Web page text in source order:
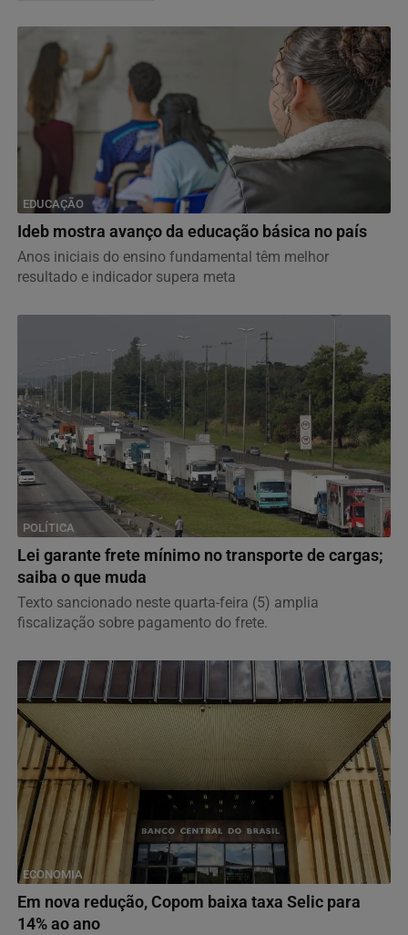
EDUCAÇÃO
Ideb mostra avanço da educação básica no país
Anos iniciais do ensino fundamental têm melhor
resultado e indicador supera meta
POLÍTICA
Lei garante frete mínimo no transporte de cargas;
saiba o que muda
Texto sancionado neste quarta-feira (5) amplia
fiscalização sobre pagamento do frete.
ECONOMIA
Em nova redução, Copom baixa taxa Selic para
14% ao ano